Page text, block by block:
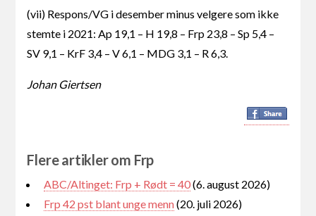
(vii) Respons/VG i desember minus velgere som ikke
stemte i 2021: Ap 19,1 – H 19,8 – Frp 23,8 – Sp 5,4 –
SV 9,1 – KrF 3,4 – V 6,1 – MDG 3,1 – R 6,3.
Johan Giertsen
Flere artikler om Frp
ABC/Altinget: Frp + Rødt = 40(6. august 2026)
Frp 42 pst blant unge menn(20. juli 2026)